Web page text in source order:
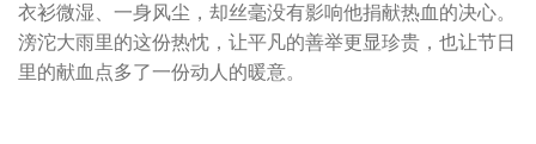
衣衫微湿、一身风尘，却丝毫没有影响他捐献热血的决心。
滂沱大雨里的这份热忱，让平凡的善举更显珍贵，也让节日
里的献血点多了一份动人的暖意。